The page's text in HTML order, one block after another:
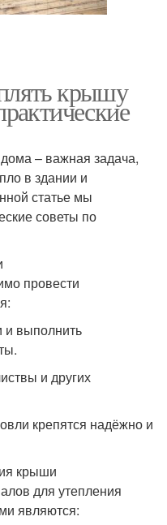
крышу
– важная задача,
в здании и
статье мы
советы по
провести
и выполнить
и других
крепятся надёжно и
крыши
для утепления
являются: